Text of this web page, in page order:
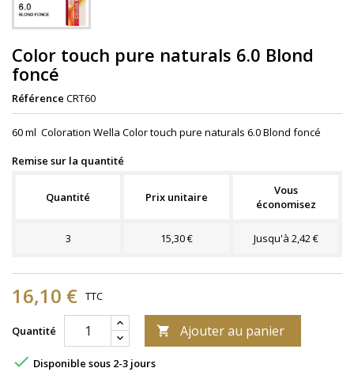
Color touch pure naturals 6.0 Blond
foncé
Référence CRT60
60 ml Coloration Wella Color touch pure naturals 6.0 Blond foncé
Remise sur la quantité
Quantité Prix unitaire
Vous
économisez
3 15,30 € Jusqu'à 2,42 €
16,10 € TTC
Quantité  Ajouter au panier
 Disponible sous 2-3 jours